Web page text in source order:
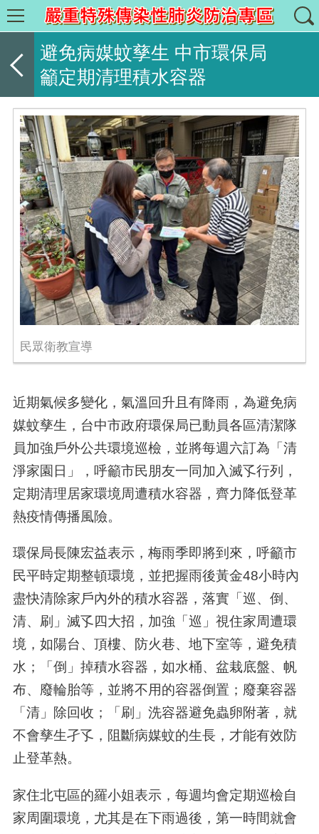
避免病媒蚊孳生 中市環保局
籲定期清理積水容器
民眾衛教宣導
近期氣候多變化，氣溫回升且有降雨，為避免病
媒蚊孳生，台中市政府環保局已動員各區清潔隊
員加強戶外公共環境巡檢，並將每週六訂為「清
淨家園日」，呼籲市民朋友一同加入滅孓行列，
定期清理居家環境周遭積水容器，齊力降低登革
熱疫情傳播風險。
環保局長陳宏益表示，梅雨季即將到來，呼籲市
民平時定期整頓環境，並把握雨後黃金48小時內
盡快清除家戶內外的積水容器，落實「巡、倒、
清、刷」滅孓四大招，加強「巡」視住家周遭環
境，如陽台、頂樓、防火巷、地下室等，避免積
水；「倒」掉積水容器，如水桶、盆栽底盤、帆
布、廢輪胎等，並將不用的容器倒置；廢棄容器
「清」除回收；「刷」洗容器避免蟲卵附著，就
不會孳生孑孓，阻斷病媒蚊的生長，才能有效防
止登革熱。
家住北屯區的羅小姐表示，每週均會定期巡檢自
家周圍環境，尤其是在下雨過後，第一時間就會